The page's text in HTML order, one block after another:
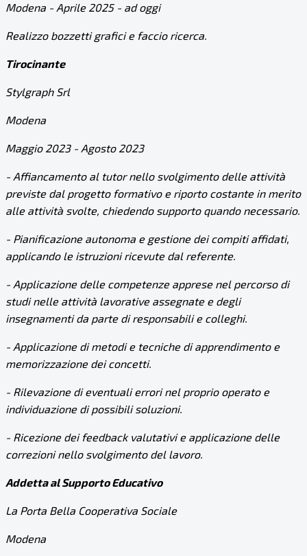
Modena - Aprile 2025 - ad oggi
Realizzo bozzetti grafici e faccio ricerca.
Tirocinante
Stylgraph Srl
Modena
Maggio 2023 - Agosto 2023
- Affiancamento al tutor nello svolgimento delle attività
previste dal progetto formativo e riporto costante in merito
alle attività svolte, chiedendo supporto quando necessario.
- Pianificazione autonoma e gestione dei compiti affidati,
applicando le istruzioni ricevute dal referente.
- Applicazione delle competenze apprese nel percorso di
studi nelle attività lavorative assegnate e degli
insegnamenti da parte di responsabili e colleghi.
- Applicazione di metodi e tecniche di apprendimento e
memorizzazione dei concetti.
- Rilevazione di eventuali errori nel proprio operato e
individuazione di possibili soluzioni.
- Ricezione dei feedback valutativi e applicazione delle
correzioni nello svolgimento del lavoro.
Addetta al Supporto Educativo
La Porta Bella Cooperativa Sociale
Modena